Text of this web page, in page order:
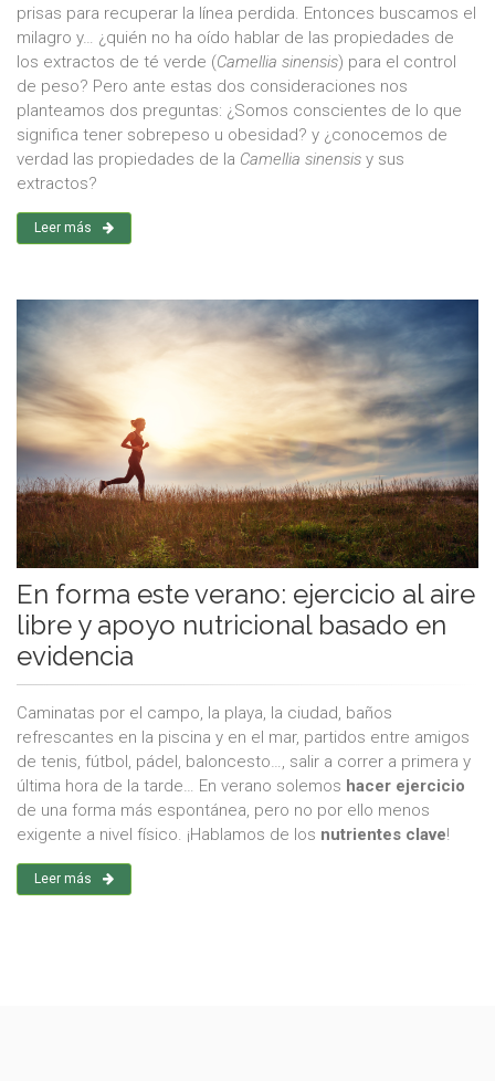
prisas para recuperar la línea perdida. Entonces buscamos el
milagro y… ¿quién no ha oído hablar de las propiedades de
los extractos de té verde (Camellia sinensis) para el control
de peso? Pero ante estas dos consideraciones nos
planteamos dos preguntas: ¿Somos conscientes de lo que
significa tener sobrepeso u obesidad? y ¿conocemos de
verdad las propiedades de la Camellia sinensis y sus
extractos?
Leer más
En forma este verano: ejercicio al aire
libre y apoyo nutricional basado en
evidencia
Caminatas por el campo, la playa, la ciudad, baños
refrescantes en la piscina y en el mar, partidos entre amigos
de tenis, fútbol, pádel, baloncesto…, salir a correr a primera y
última hora de la tarde… En verano solemos hacer ejercicio
de una forma más espontánea, pero no por ello menos
exigente a nivel físico. ¡Hablamos de los nutrientes clave!
Leer más